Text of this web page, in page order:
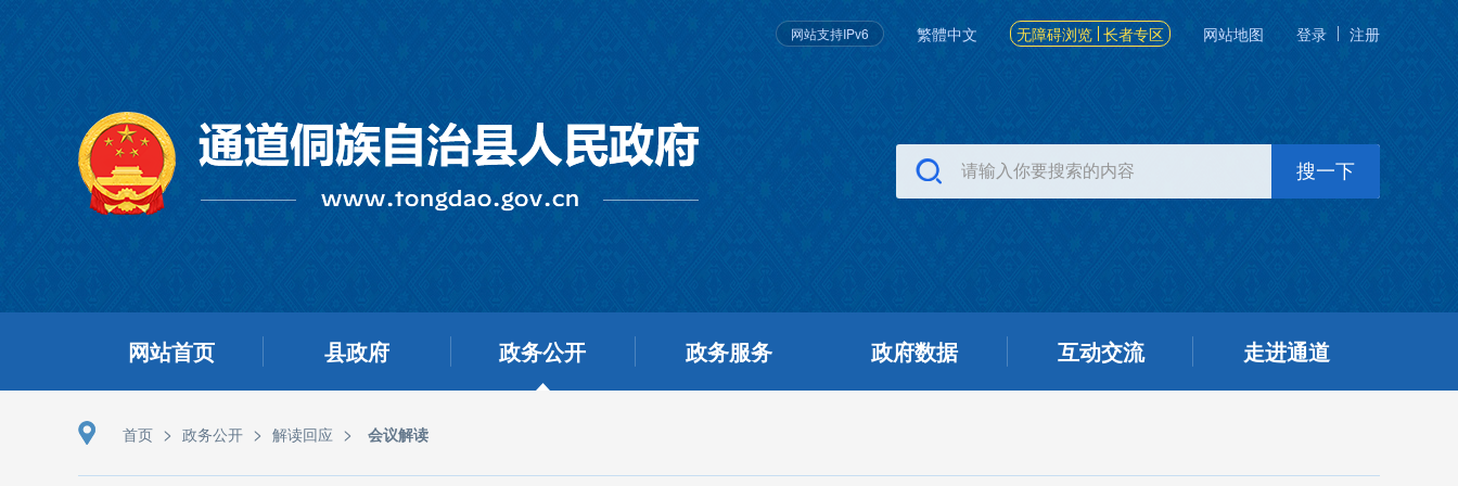
网站支持IPv6 繁體中文 无障碍浏览 长者专区 网站地图 登录 注册
网站首页 县政府 政务公开 政务服务 政府数据 互动交流 走进通道
首页 > 政务公开 > 解读回应 > 会议解读